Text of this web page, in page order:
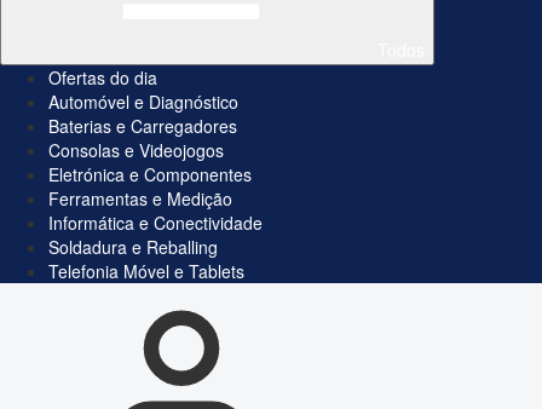
Ofertas do dia
Automóvel e Diagnóstico
Baterias e Carregadores
Consolas e Videojogos
Eletrónica e Componentes
Ferramentas e Medição
Informática e Conectividade
Soldadura e Reballing
Telefonia Móvel e Tablets